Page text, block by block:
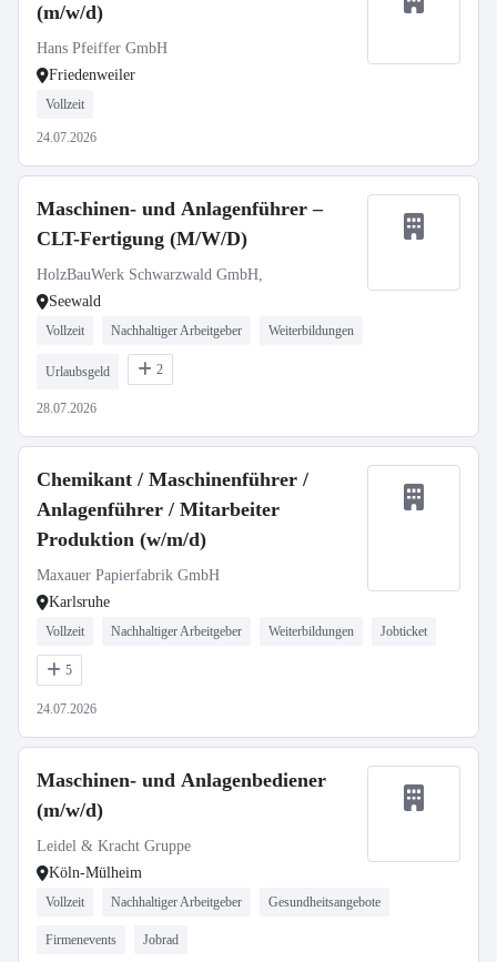
(m/w/d)
Hans Pfeiffer GmbH
Friedenweiler
Vollzeit
24.07.2026
Maschinen- und Anlagenführer –
CLT-Fertigung (M/W/D)
HolzBauWerk Schwarzwald GmbH,
Seewald
Vollzeit Nachhaltiger Arbeitgeber Weiterbildungen
Urlaubsgeld 2
28.07.2026
Chemikant / Maschinenführer /
Anlagenführer / Mitarbeiter
Produktion (w/m/d)
Maxauer Papierfabrik GmbH
Karlsruhe
Vollzeit Nachhaltiger Arbeitgeber Weiterbildungen Jobticket
5
24.07.2026
Maschinen- und Anlagenbediener
(m/w/d)
Leidel & Kracht Gruppe
Köln-Mülheim
Vollzeit Nachhaltiger Arbeitgeber Gesundheitsangebote
Firmenevents Jobrad